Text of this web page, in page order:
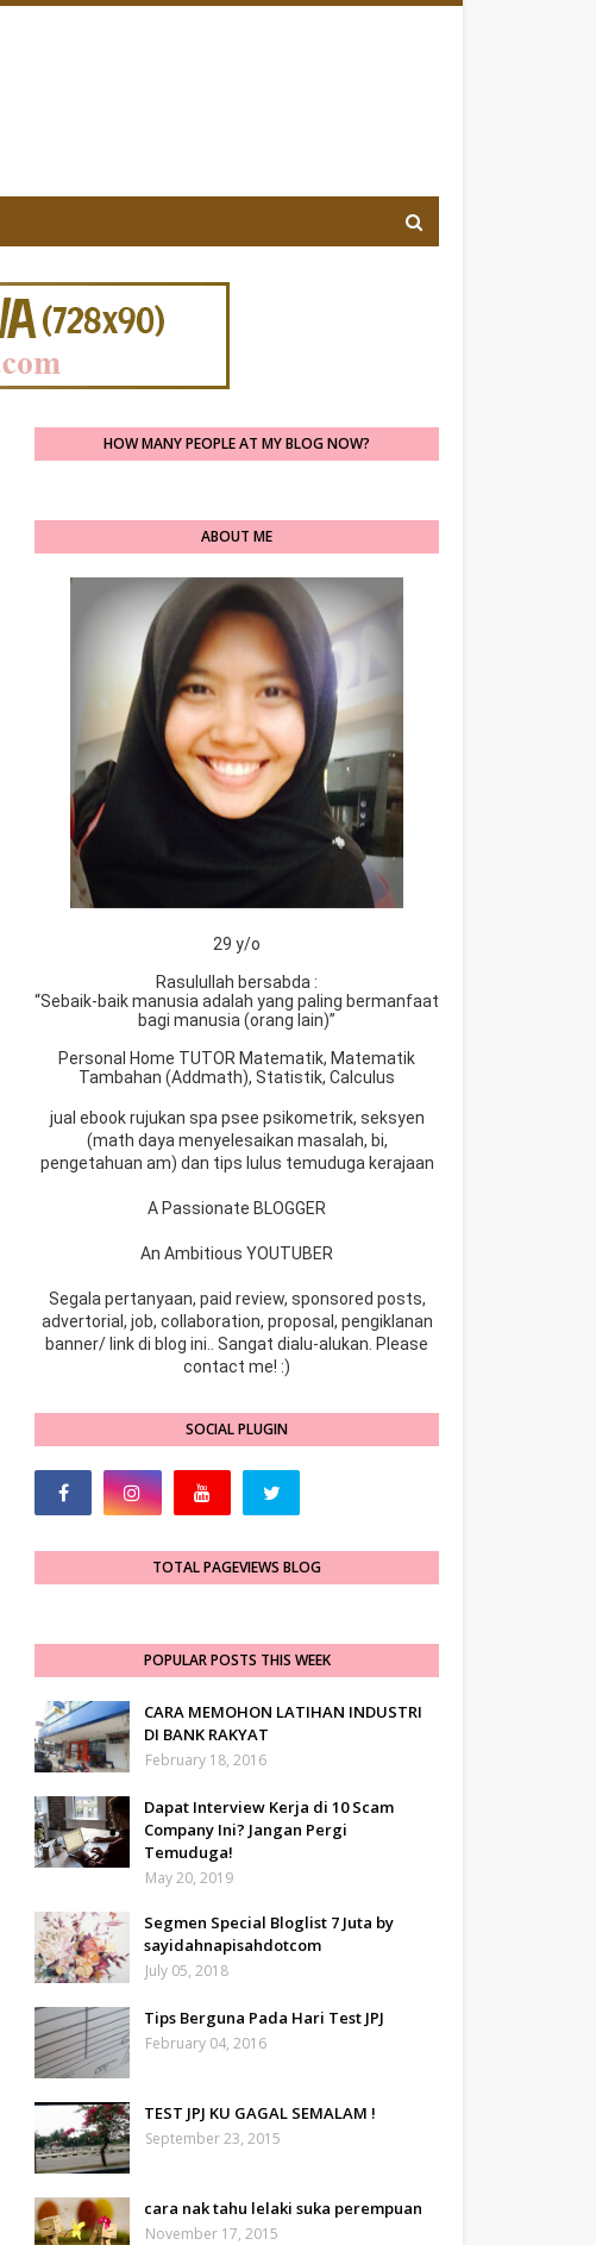
HOW MANY PEOPLE AT MY BLOG NOW?
ABOUT ME
29 y/o
Rasulullah bersabda :
“Sebaik-baik manusia adalah yang paling bermanfaat
bagi manusia (orang lain)”
Personal Home TUTOR Matematik, Matematik
Tambahan (Addmath), Statistik, Calculus
jual ebook rujukan spa psee psikometrik, seksyen
(math daya menyelesaikan masalah, bi,
pengetahuan am) dan tips lulus temuduga kerajaan
A Passionate BLOGGER
An Ambitious YOUTUBER
Segala pertanyaan, paid review, sponsored posts,
advertorial, job, collaboration, proposal, pengiklanan
banner/ link di blog ini.. Sangat dialu-alukan. Please
contact me! :)
SOCIAL PLUGIN
TOTAL PAGEVIEWS BLOG
POPULAR POSTS THIS WEEK
CARA MEMOHON LATIHAN INDUSTRI
DI BANK RAKYAT
February 18, 2016
Dapat Interview Kerja di 10 Scam
Company Ini? Jangan Pergi
Temuduga!
May 20, 2019
Segmen Special Bloglist 7 Juta by
sayidahnapisahdotcom
July 05, 2018
Tips Berguna Pada Hari Test JPJ
February 04, 2016
TEST JPJ KU GAGAL SEMALAM !
September 23, 2015
cara nak tahu lelaki suka perempuan
November 17, 2015